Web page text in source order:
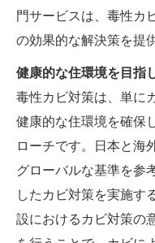
門サービスは、毒性カ
の効果的な解決策を提
健康的な住環境を目指
毒性カビ対策は、単に
健康的な住環境を確保
ローチです。日本と海
グローバルな基準を参
したカビ対策を実施す
設におけるカビ対策の